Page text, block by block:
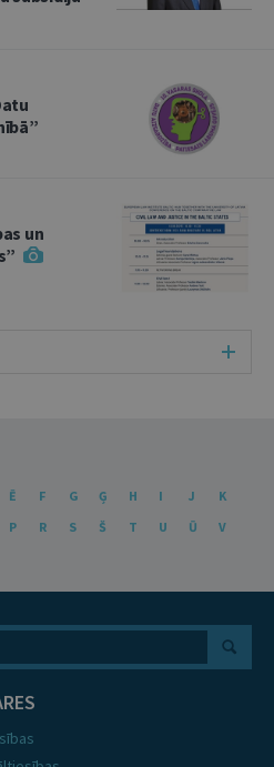
un
Ē F G Ģ H I J
K
P R S Š T U Ū
V